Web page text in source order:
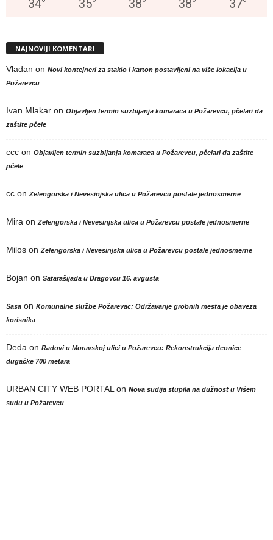
34° 35° 38° 38° 37°
NAJNOVIJI KOMENTARI
Vladan on Novi kontejneri za staklo i karton postavljeni na više lokacija u
Požarevcu
Ivan Mlakar on Objavljen termin suzbijanja komaraca u Požarevcu, pčelari da
zaštite pčele
ccc on Objavljen termin suzbijanja komaraca u Požarevcu, pčelari da zaštite
pčele
cc on Zelengorska i Nevesinjska ulica u Požarevcu postale jednosmerne
Mira on Zelengorska i Nevesinjska ulica u Požarevcu postale jednosmerne
Milos on Zelengorska i Nevesinjska ulica u Požarevcu postale jednosmerne
Bojan on Satarašijada u Dragovcu 16. avgusta
Sasa on Komunalne službe Požarevac: Održavanje grobnih mesta je obaveza
korisnika
Deda on Radovi u Moravskoj ulici u Požarevcu: Rekonstrukcija deonice
dugačke 700 metara
URBAN CITY WEB PORTAL on Nova sudija stupila na dužnost u Višem
sudu u Požarevcu